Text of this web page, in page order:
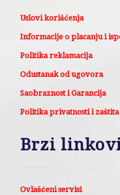
Uslovi korišćenja
Informacije o placanju i
Politika reklamacija
Odustanak od ugovora
Saobraznost i Garancija
Politika privatnosti i zaštita
Brzi
Ovlašćeni servisi